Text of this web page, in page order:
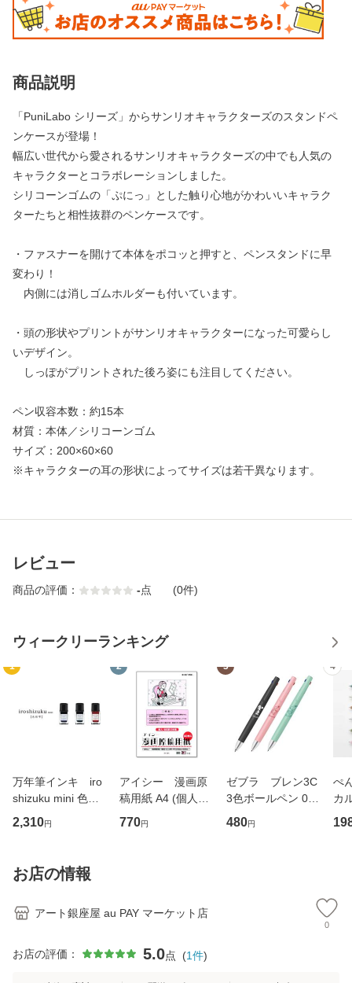
商品説明
「PuniLabo シリーズ」からサンリオキャラクターズのスタンドペ
ンケースが登場！
幅広い世代から愛されるサンリオキャラクターズの中でも人気の
キャラクターとコラボレーションしました。
シリコーンゴムの「ぷにっ」とした触り心地がかわいいキャラク
ターたちと相性抜群のペンケースです。
・ファスナーを開けて本体をポコッと押すと、ペンスタンドに早
変わり！
内側には消しゴムホルダーも付いています。
・頭の形状やプリントがサンリオキャラクターになった可愛らし
いデザイン。
しっぽがプリントされた後ろ姿にも注目してください。
ペン収容本数：約15本
材質：本体／シリコーンゴム
サイズ：200×60×60
※キャラクターの耳の形状によってサイズは若干異なります。
レビュー
商品の評価： -点 (0件)
ウィークリーランキング
1
万年筆インキ iro
shizuku mini 色彩
雫 15ml 3個セ
ット
2,310円
2
アイシー 漫画原
稿用紙 A4 (個人・
B5原寸本用）/135
770円
3
ゼブラ ブレン3C
3色ボールペン 0.5
mm スヌーピー ブ
ラック コーラルピ
480円
4
ぺ
カ
お店の情報
アート銀座屋 au PAY マーケット店
0
お店の評価： 5.0点 (1件)